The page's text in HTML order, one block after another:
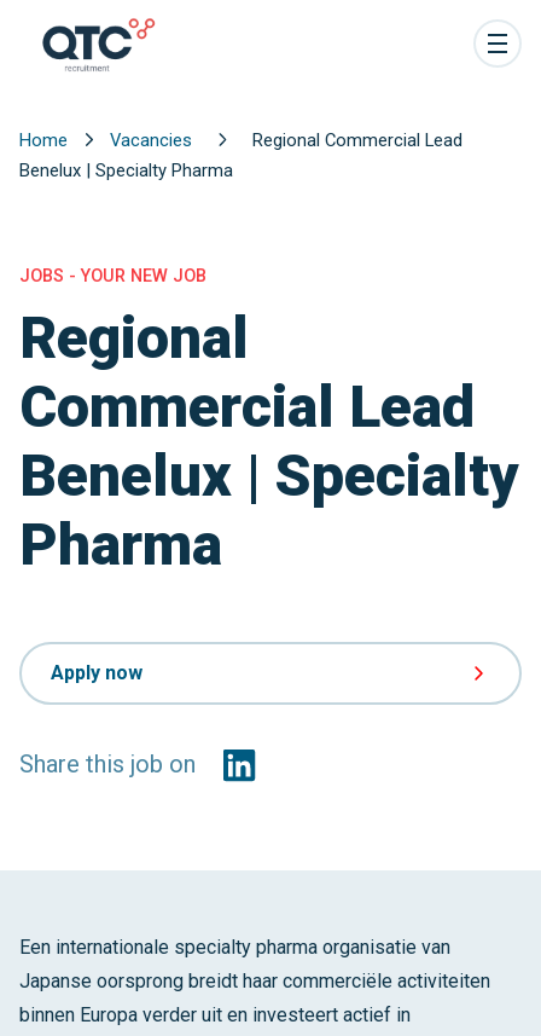
Home Vacancies
Regional Commercial Lead
Benelux | Specialty Pharma
JOBS - YOUR NEW JOB
Regional
Commercial Lead
Benelux | Specialty
Pharma
Apply now
Share this job on
Een internationale specialty pharma organisatie van
Japanse oorsprong breidt haar commerciële activiteiten
binnen Europa verder uit en investeert actief in